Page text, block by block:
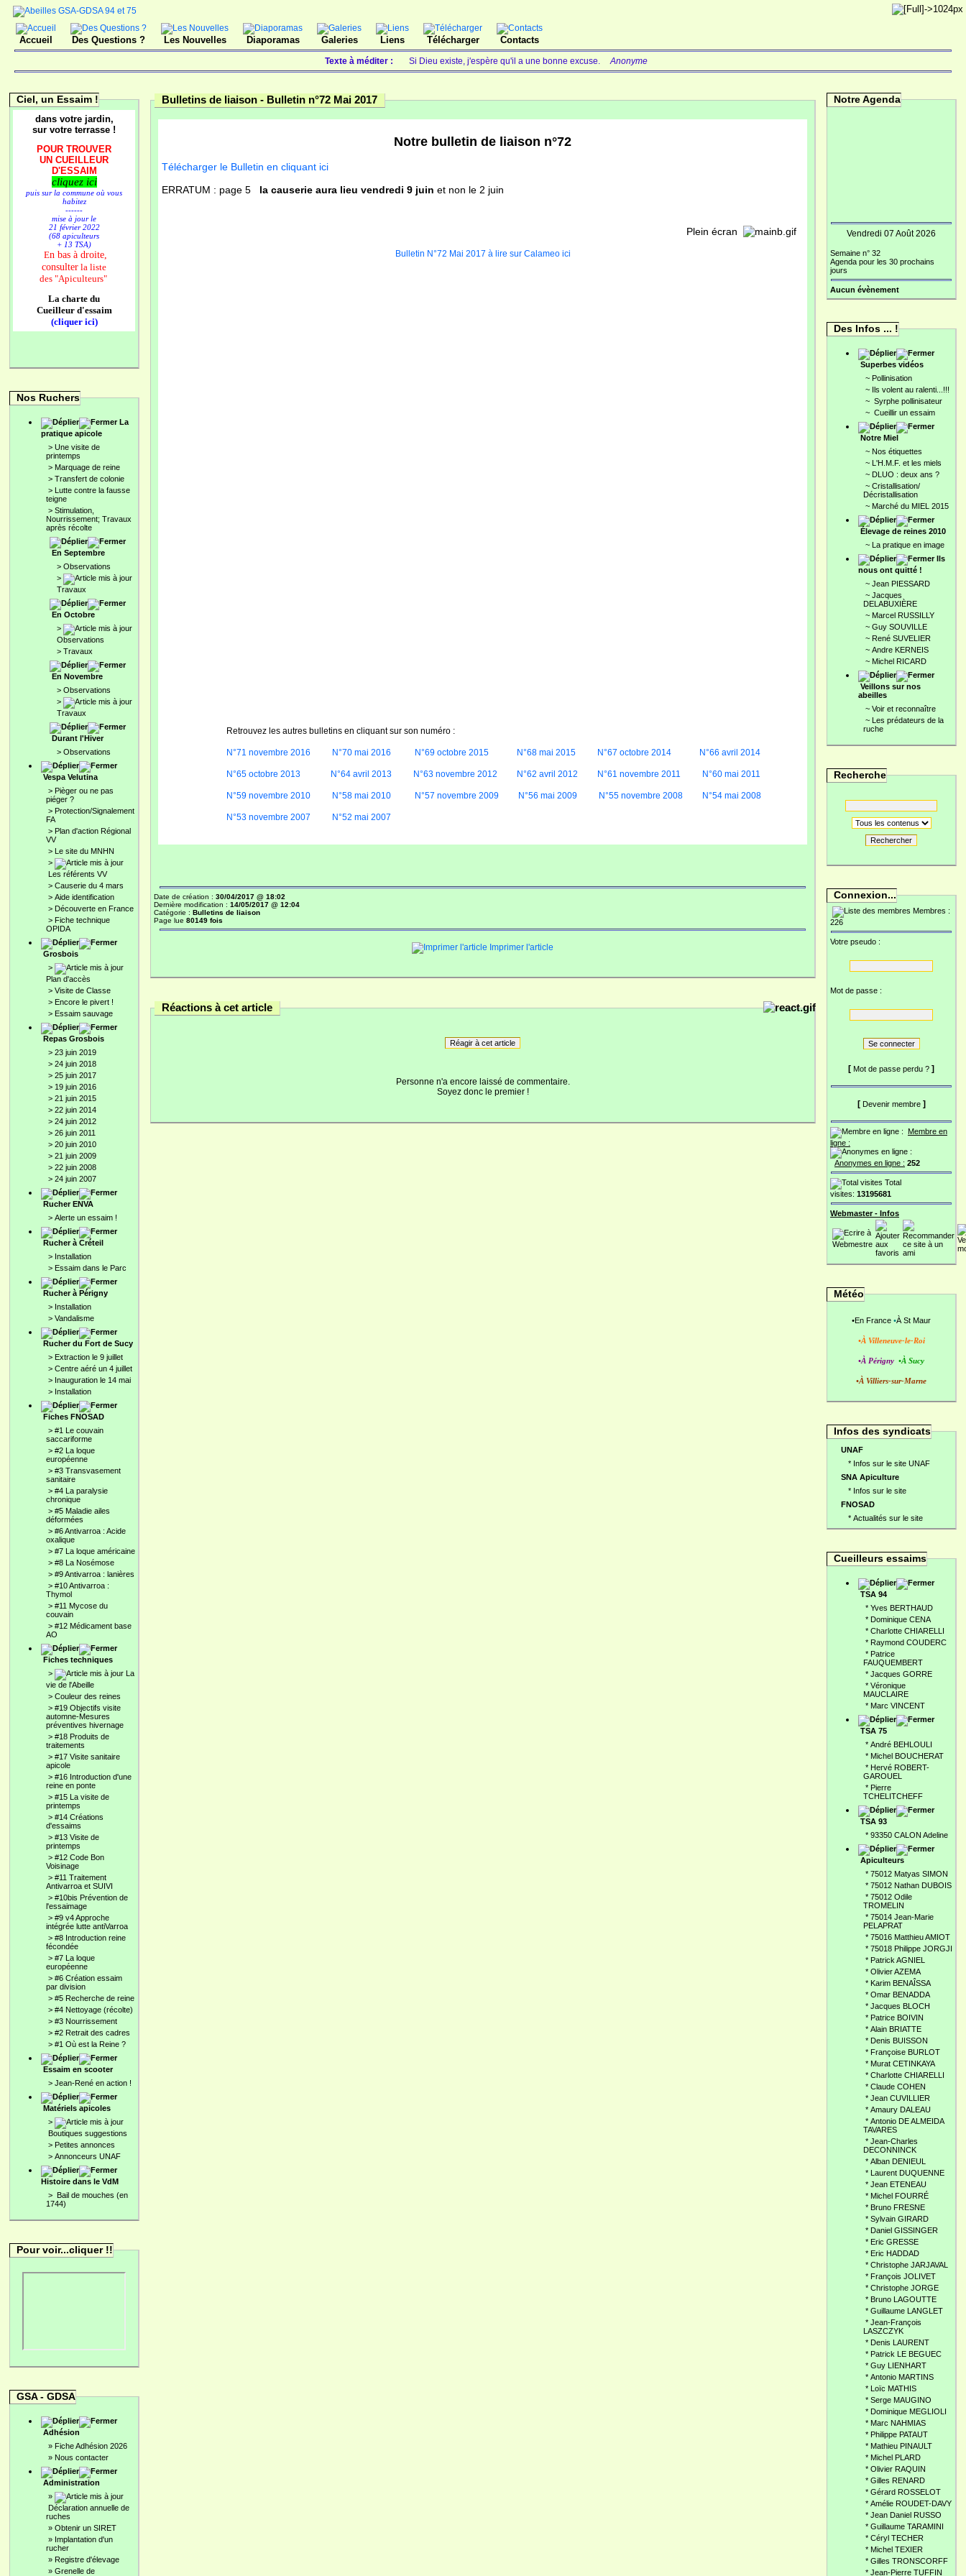
Accueil Des Questions ? Les Nouvelles Diaporamas Galeries Liens Télécharger Contacts
Texte à méditer : Si Dieu existe, j'espère qu'il a une bonne excuse. Anonyme
Ciel, un Essaim !
dans votre jardin,
sur votre terrasse !
POUR TROUVER
UN CUEILLEUR
D'ESSAIM
cliquez ici
puis sur la commune où vous
habitez
------
mise à jour le
21 février 2022
(68 apiculteurs
+ 13 TSA)
En bas à droite,
consulter la liste
des "Apiculteurs"
La charte du
Cueilleur d'essaim
(cliquer ici)
Nos Ruchers
La
pratique apicole
> Une visite de
printemps
> Marquage de reine
> Transfert de colonie
> Lutte contre la fausse
teigne
> Stimulation,
Nourrissement; Travaux
après récolte
En Septembre
> Observations
>
Travaux
En Octobre
>
Observations
> Travaux
En Novembre
> Observations
>
Travaux
Durant l'Hiver
> Observations
Vespa Velutina
> Pièger ou ne pas
piéger ?
> Protection/Signalement
FA
> Plan d'action Régional
VV
> Le site du MNHN
>
Les référents VV
> Causerie du 4 mars
> Aide identification
> Découverte en France
> Fiche technique
OPIDA
Grosbois
>
Plan d'accès
> Visite de Classe
> Encore le pivert !
> Essaim sauvage
Repas Grosbois
> 23 juin 2019
> 24 juin 2018
> 25 juin 2017
> 19 juin 2016
> 21 juin 2015
> 22 juin 2014
> 24 juin 2012
> 26 juin 2011
> 20 juin 2010
> 21 juin 2009
> 22 juin 2008
> 24 juin 2007
Rucher ENVA
> Alerte un essaim !
Rucher à Créteil
> Installation
> Essaim dans le Parc
Rucher à Périgny
> Installation
> Vandalisme
Rucher du Fort de Sucy
> Extraction le 9 juillet
> Centre aéré un 4 juillet
> Inauguration le 14 mai
> Installation
Fiches FNOSAD
> #1 Le couvain
saccariforme
> #2 La loque
européenne
> #3 Transvasement
sanitaire
> #4 La paralysie
chronique
> #5 Maladie ailes
déformées
> #6 Antivarroa : Acide
oxalique
> #7 La loque américaine
> #8 La Nosémose
> #9 Antivarroa : lanières
> #10 Antivarroa :
Thymol
> #11 Mycose du
couvain
> #12 Médicament base
AO
Fiches techniques
>
La
vie de l'Abeille
> Couleur des reines
> #19 Objectifs visite
automne-Mesures
préventives hivernage
> #18 Produits de
traitements
> #17 Visite sanitaire
apicole
> #16 Introduction d'une
reine en ponte
> #15 La visite de
printemps
> #14 Créations
d'essaims
> #13 Visite de
printemps
> #12 Code Bon
Voisinage
> #11 Traitement
Antivarroa et SUIVI
> #10bis Prévention de
l'essaimage
> #9 v4 Approche
intégrée lutte antiVarroa
> #8 Introduction reine
fécondée
> #7 La loque
européenne
> #6 Création essaim
par division
> #5 Recherche de reine
> #4 Nettoyage (récolte)
> #3 Nourrissement
> #2 Retrait des cadres
> #1 Où est la Reine ?
Essaim en scooter
> Jean-René en action !
Matériels apicoles
>
Boutiques suggestions
> Petites annonces
> Annonceurs UNAF
Histoire dans le VdM
> Bail de mouches (en
1744)
Pour voir...cliquer !!
GSA - GDSA
Adhésion
» Fiche Adhésion 2026
» Nous contacter
Administration
»
Déclaration annuelle de
ruches
» Obtenir un SIRET
» Implantation d'un
rucher
» Registre d'élevage
» Grenelle de
Bulletins de liaison - Bulletin n°72 Mai 2017
Notre bulletin de liaison n°72
Télécharger le Bulletin en cliquant ici
ERRATUM : page 5 la causerie aura lieu vendredi 9 juin et non le 2 juin
Plein écran
Bulletin N°72 Mai 2017 à lire sur Calameo ici
Retrouvez les autres bulletins en cliquant sur son numéro :
N°71 novembre 2016 N°70 mai 2016 N°69 octobre 2015 N°68 mai 2015 N°67 octobre 2014 N°66 avril 2014
N°65 octobre 2013 N°64 avril 2013 N°63 novembre 2012 N°62 avril 2012 N°61 novembre 2011 N°60 mai 2011
N°59 novembre 2010 N°58 mai 2010 N°57 novembre 2009 N°56 mai 2009 N°55 novembre 2008 N°54 mai 2008
N°53 novembre 2007 N°52 mai 2007
Date de création : 30/04/2017 @ 18:02
Dernière modification : 14/05/2017 @ 12:04
Catégorie : Bulletins de liaison
Page lue 80149 fois
Imprimer l'article
Réactions à cet article
Réagir à cet article
Personne n'a encore laissé de commentaire.
Soyez donc le premier !
Notre Agenda
Vendredi 07 Août 2026
Semaine n° 32
Agenda pour les 30 prochains
jours
Aucun évènement
Des Infos ... !
Superbes vidéos
~ Pollinisation
~ Ils volent au ralenti...!!!
~ Syrphe pollinisateur
~ Cueillir un essaim
Notre Miel
~ Nos étiquettes
~ L'H.M.F. et les miels
~ DLUO : deux ans ?
~ Cristallisation/
Décristallisation
~ Marché du MIEL 2015
Élevage de reines 2010
~ La pratique en image
Ils
nous ont quitté !
~ Jean PIESSARD
~ Jacques
DELABUXIÈRE
~ Marcel RUSSILLY
~ Guy SOUVILLE
~ René SUVELIER
~ Andre KERNEIS
~ Michel RICARD
Veillons sur nos
abeilles
~ Voir et reconnaître
~ Les prédateurs de la
ruche
Recherche
Rechercher
Connexion...
Membres :
226
Votre pseudo :
Mot de passe :
[ Mot de passe perdu ? ]
[ Devenir membre]
Membre en
ligne :
Anonymes en ligne : 252
Total
visites: 13195681
Webmaster - Infos
Météo
•En France •À St Maur
•À Villeneuve-le-Roi
•À Périgny •À Sucy
•À Villiers-sur-Marne
Infos des syndicats
UNAF
* Infos sur le site UNAF
SNA Apiculture
* Infos sur le site
FNOSAD
* Actualités sur le site
Cueilleurs essaims
TSA 94
* Yves BERTHAUD
* Dominique CENA
* Charlotte CHIARELLI
* Raymond COUDERC
* Patrice
FAUQUEMBERT
* Jacques GORRE
* Véronique
MAUCLAIRE
* Marc VINCENT
TSA 75
* André BEHLOULI
* Michel BOUCHERAT
* Hervé ROBERT-
GAROUEL
* Pierre
TCHELITCHEFF
TSA 93
* 93350 CALON Adeline
Apiculteurs
* 75012 Matyas SIMON
* 75012 Nathan DUBOIS
* 75012 Odile
TROMELIN
* 75014 Jean-Marie
PELAPRAT
* 75016 Matthieu AMIOT
* 75018 Philippe JORGJI
* Patrick AGNIEL
* Olivier AZEMA
* Karim BENAÎSSA
* Omar BENADDA
* Jacques BLOCH
* Patrice BOIVIN
* Alain BRIATTE
* Denis BUISSON
* Françoise BURLOT
* Murat CETINKAYA
* Charlotte CHIARELLI
* Claude COHEN
* Jean CUVILLIER
* Amaury DALEAU
* Antonio DE ALMEIDA
TAVARES
* Jean-Charles
DECONNINCK
* Alban DENIEUL
* Laurent DUQUENNE
* Jean ETENEAU
* Michel FOURRÉ
* Bruno FRESNE
* Sylvain GIRARD
* Daniel GISSINGER
* Eric GRESSE
* Eric HADDAD
* Christophe JARJAVAL
* François JOLIVET
* Christophe JORGE
* Bruno LAGOUTTE
* Guillaume LANGLET
* Jean-François
LASZCZYK
* Denis LAURENT
* Patrick LE BEGUEC
* Guy LIENHART
* Antonio MARTINS
* Loïc MATHIS
* Serge MAUGINO
* Dominique MEGLIOLI
* Marc NAHMIAS
* Philippe PATAUT
* Mathieu PINAULT
* Michel PLARD
* Olivier RAQUIN
* Gilles RENARD
* Gérard ROSSELOT
* Amélie ROUDET-DAVY
* Jean Daniel RUSSO
* Guillaume TARAMINI
* Céryl TECHER
* Michel TEXIER
* Gilles TRONSCORFF
* Jean-Pierre TUFFIN